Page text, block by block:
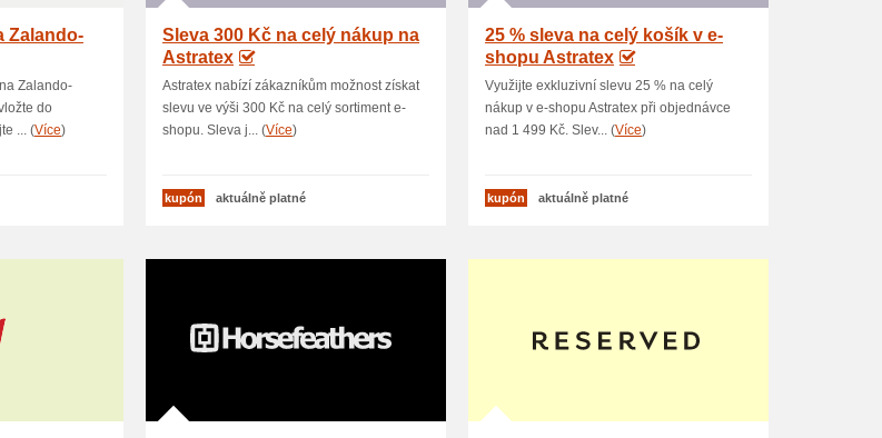
Zalando-
Zalando-
do
... (Více)
Sleva 300 Kč na celý nákup na
Astratex
Astratex nabízí zákazníkům možnost získat
slevu ve výši 300 Kč na celý sortiment e-
shopu. Sleva j... (Více)
kupón aktuálně platné
25 % sleva na celý košík v e-
shopu Astratex
Využijte exkluzivní slevu 25 % na celý
nákup v e-shopu Astratex při objednávce
nad 1 499 Kč. Slev... (Více)
kupón aktuálně platné